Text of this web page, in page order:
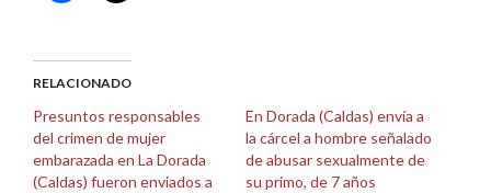
(Se
abre
una
ventana
nueva)
(Se
abre
una
ventana
nueva)
RELACIONADO
Presuntos responsables
del crimen de mujer
embarazada en La Dorada
(Caldas) fueron enviados a
En Dorada (Caldas) envía a
la cárcel a hombre señalado
de abusar sexualmente de
su primo, de 7 años